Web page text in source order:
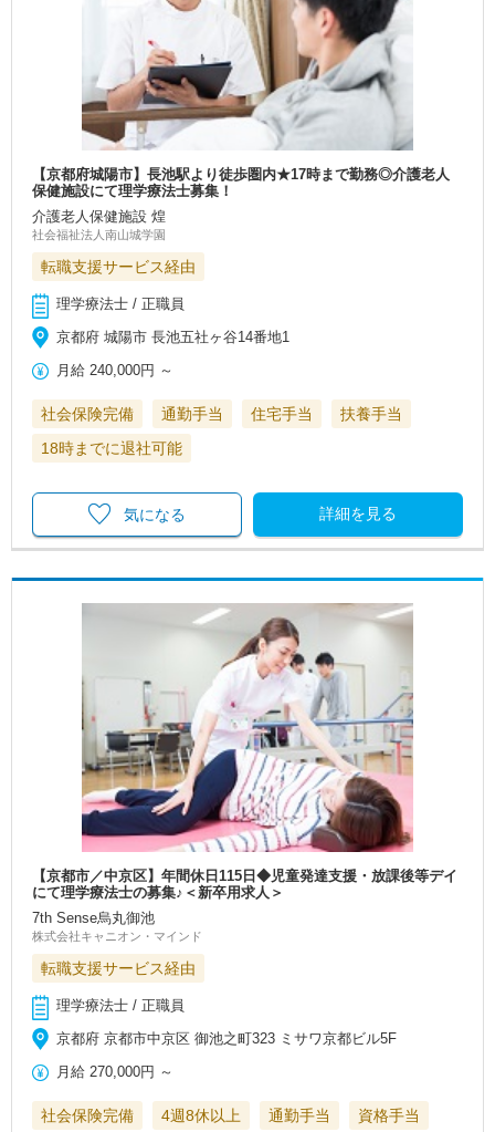
【京都府城陽市】長池駅より徒歩圏内★17時まで勤務◎介護老人
保健施設にて理学療法士募集！
介護老人保健施設 煌
社会福祉法人南山城学園
転職支援サービス経由
理学療法士 / 正職員
京都府 城陽市 長池五社ヶ谷14番地1
月給 240,000円 ～
社会保険完備 通勤手当 住宅手当
扶養手当
18時までに退社可能
詳細を見る
気になる
【京都市／中京区】年間休日115日◆児童発達支援・放課後等デイ
にて理学療法士の募集♪＜新卒用求人＞
7th Sense烏丸御池
株式会社キャニオン・マインド
転職支援サービス経由
理学療法士 / 正職員
京都府 京都市中京区 御池之町323 ミサワ京都ビル5F
月給 270,000円 ～
社会保険完備 4週8休以上 通勤手当 資格手当